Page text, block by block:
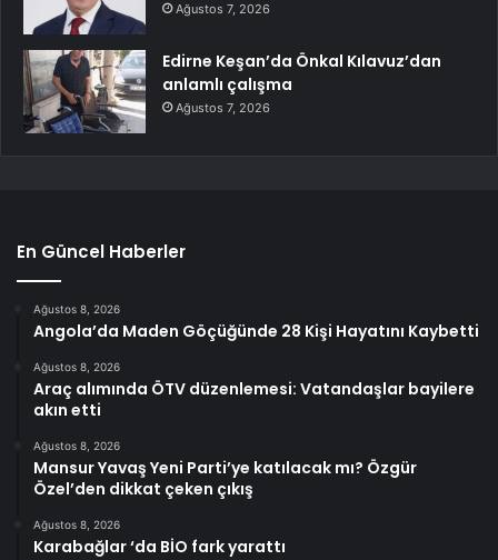
Ağustos 7, 2026
Edirne Keşan’da Önkal Kılavuz’dan
anlamlı çalışma
Ağustos 7, 2026
En Güncel Haberler
Ağustos 8, 2026
Angola’da Maden Göçüğünde 28 Kişi Hayatını Kaybetti
Ağustos 8, 2026
Araç alımında ÖTV düzenlemesi: Vatandaşlar bayilere
akın etti
Ağustos 8, 2026
Mansur Yavaş Yeni Parti’ye katılacak mı? Özgür
Özel’den dikkat çeken çıkış
Ağustos 8, 2026
Karabağlar ‘da BİO fark yarattı